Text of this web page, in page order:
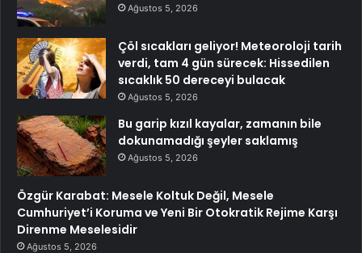
Ağustos 5, 2026
Çöl sıcakları geliyor! Meteoroloji tarih
verdi, tam 4 gün sürecek: Hissedilen
sıcaklık 50 dereceyi bulacak
Ağustos 5, 2026
Bu garip kızıl kayalar, zamanın bile
dokunamadığı şeyler saklamış
Ağustos 5, 2026
Özgür Karabat: Mesele Koltuk Değil, Mesele
Cumhuriyet’i Koruma ve Yeni Bir Otokratik Rejime Karşı
Direnme Meselesidir
Ağustos 5, 2026